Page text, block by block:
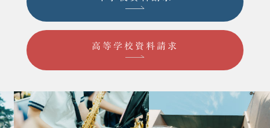
高等学校資料請求